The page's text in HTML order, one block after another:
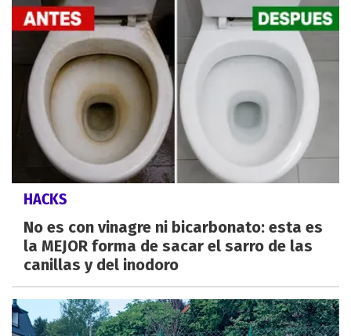
HACKS
No es con vinagre ni bicarbonato: esta es
la MEJOR forma de sacar el sarro de las
canillas y del inodoro